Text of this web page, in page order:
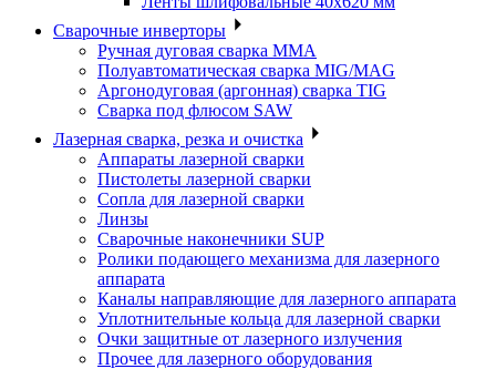
Сварочные инверторы
Ручная дуговая сварка MMA
Полуавтоматическая сварка MIG/MAG
Аргонодуговая (аргонная) сварка TIG
Сварка под флюсом SAW
Лазерная сварка, резка и очистка
Аппараты лазерной сварки
Пистолеты лазерной сварки
Сопла для лазерной сварки
Линзы
Сварочные наконечники SUP
Ролики подающего механизма для лазерного
аппарата
Каналы направляющие для лазерного аппарата
Уплотнительные кольца для лазерной сварки
Очки защитные от лазерного излучения
Прочее для лазерного оборудования